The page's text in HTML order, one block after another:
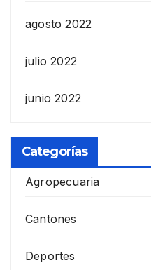
agosto 2022
julio 2022
junio 2022
Categorías
Agropecuaria
Cantones
Deportes